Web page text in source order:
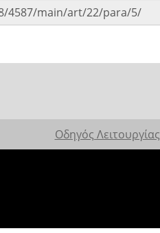
Οδηγός Λειτουργίας